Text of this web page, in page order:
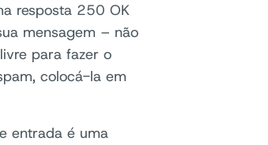
resposta 250 OK
mensagem – não
para fazer o
colocá-la em
entrada é uma